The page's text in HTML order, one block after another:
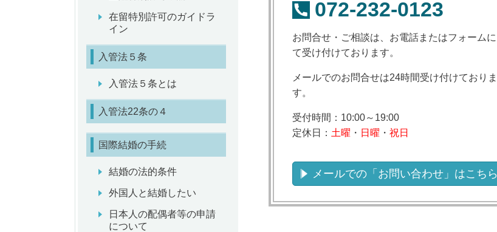
072-232-0123
お問合せ・ご相談は、お電話またはフォームに
て受け付けております。
メールでのお問合せは24時間受け付けておりま
す。
受付時間：10:00～19:00
定休日： 土曜 ・ 日曜 ・ 祝日
メールでの「お問い合わせ」はこちら
在留特別許可のガイドラ
イン
入管法５条
入管法５条とは
入管法22条の４
国際結婚の手続
結婚の法的条件
外国人と結婚したい
日本人の配偶者等の申請
について